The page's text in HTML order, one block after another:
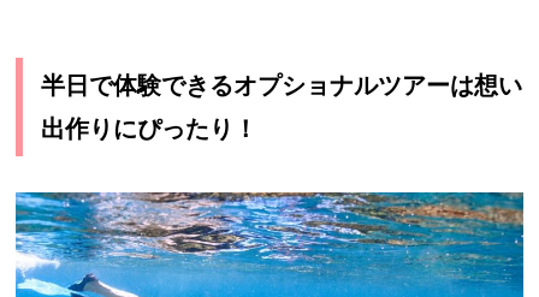
半日で体験できるオプショナルツアーは想い
出作りにぴったり！